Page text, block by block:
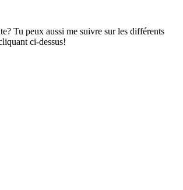
Tu peux aussi me suivre sur les différents
ci-dessus!